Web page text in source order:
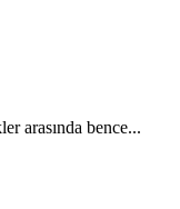
arasında bence...